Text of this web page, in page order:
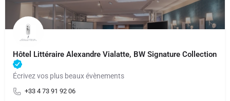
Hôtel Littéraire Alexandre Vialatte, BW Signature Collection
Écrivez vos plus beaux évènements
+33 4 73 91 92 06